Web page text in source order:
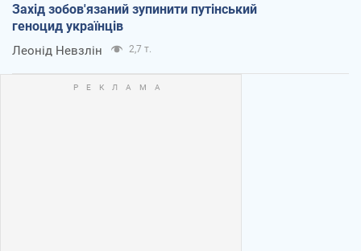
Захід зобов'язаний зупинити путінський
геноцид українців
Леонід Невзлін 2,7 т.